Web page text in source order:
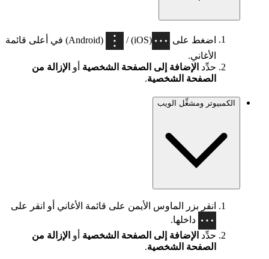
اضغط على (iOS) /
(Android) في أعلى قائمة
الأغاني.
حدِّد الإضافة إلى الصفحة الشخصية أو الإزالة من
الصفحة الشخصية.
الكمبيوتر ومشغِّل الويب
انقر بزر الماوس الأيمن على قائمة الأغاني أو انقر على
داخلها.
حدِّد الإضافة إلى الصفحة الشخصية أو الإزالة من
الصفحة الشخصية.